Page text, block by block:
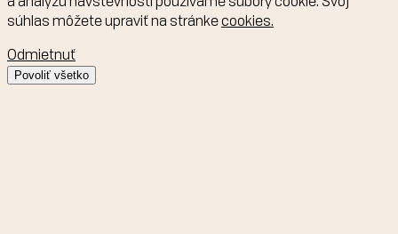
súhlas môžete upraviť na stránkecookies.
Odmietnuť
Povoliť všetko